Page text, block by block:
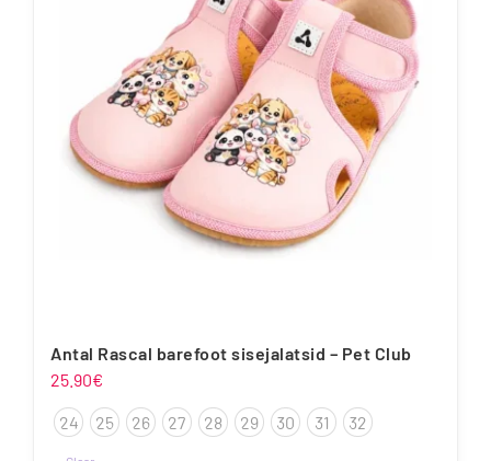
tootelehel.
Antal Rascal barefoot sisejalatsid – Pet Club
25.90€
24 25 26 27 28 29 30 31 32